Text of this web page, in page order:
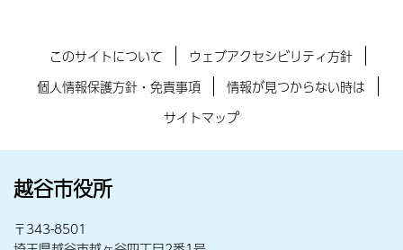
このサイトについて
ウェブアクセシビリティ方針
個人情報保護方針・免責事項
情報が見つからない時は
サイトマップ
越谷市役所
〒343-8501